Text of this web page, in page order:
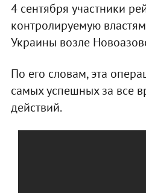
4 сентября участники
контролируемую
Украины возле
По его словам, эта
самых успешных за все
действий.